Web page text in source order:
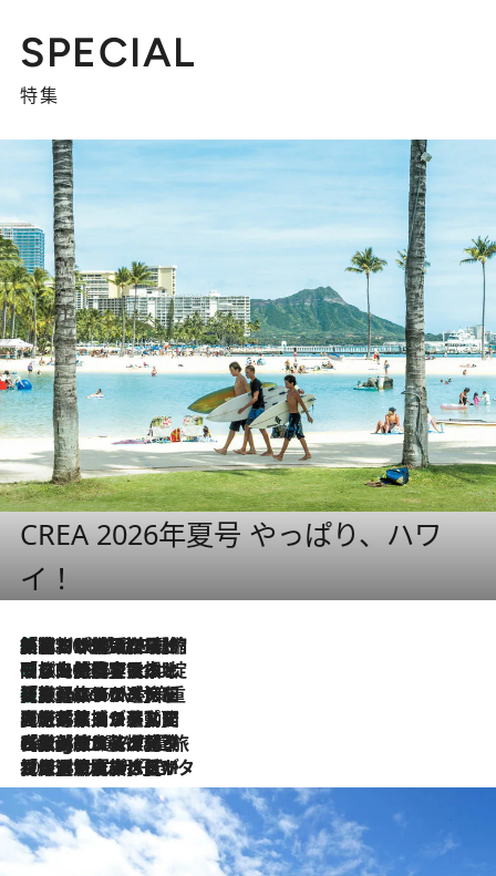
SPECIAL
特集
CREA 2026年夏号 やっぱり、ハワ
イ！
2026.8.6
「荷物が増えるほど旅ストレスは増す」美容ジャーナリストがたどり着いた最終結論。“化粧品を劇的に減らす”感動の凝縮美容とは
2026.8.6
「旅先には金髪ウィッグを持参」日本と同じメイクでは損してる!? 美容ジャーナリストが提案する“掟破りの旅美容”とは
2026.8.6
【厳選旅コスメ】「身軽さ＆UV対策重視！」ヘアアーティストshucoが選んだ夏旅ベストコスメを発表【Mサイズジップ】
2026.8.5
【厳選旅コスメ】国内をあちこち移動する河井菜摘が選んだ夏旅ベストコスメ発表！「リラックスアイテムはマスト」【Mサイズジップ】
2026.8.4
【厳選旅コスメ】「紫外線＆乾燥対策しながらメイク感も！」ヘア＆メイクGeorgeが選んだ夏旅ベストコスメを発表！【Mサイズジップ】
2026.8.3
【厳選旅コスメ】「保湿もタイパ重視！」“サウナ好き”タレント清水みさとが愛用する夏旅ベストコスメを発表！【Mサイズジップ】